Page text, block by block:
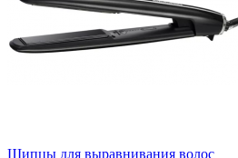
Щипцы для выравнивания волос